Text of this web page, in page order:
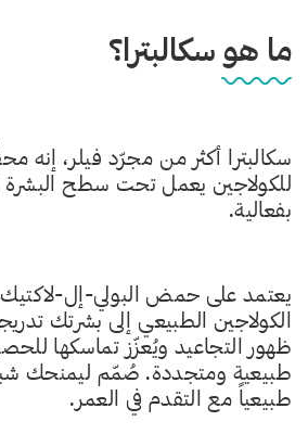
ما هو سكالبترا؟
سكالبترا أكثر من مجرّد فيلر، إنه
للكولاجين يعمل تحت سطح البشرة
بفعالية.
الكولاجين الطبيعي إلى بشرتك
ظهور التجاعيد ويُعزّز تماسكها
طبيعية ومتجددة. صُمّم ليمنحك
طبيعياً مع التقدم في العمر.